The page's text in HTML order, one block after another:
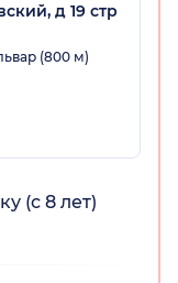
д 19 стр
(800 м)
(с 8 лет)